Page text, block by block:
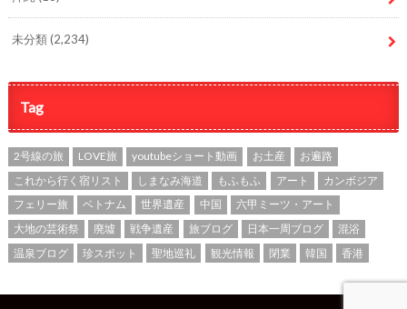
未分類(2,234)
Tag
2号線の旅 LOVE旅 youtubeショート動画 お土産
お遍路
これから行く宿リスト
しまなみ海道 もふもふ アート
カンボジア
フェリー旅
ベトナム 世界遺産 中国
六甲ミーツ・アート
大地の芸術祭
廃墟 戦争遺産 旅ブログ 日本一周ブログ
混浴
温泉ブログ
珍スポット 聖地巡礼 観光情報 閉業 韓国 香港